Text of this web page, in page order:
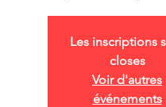
Les inscriptions
closes
Voir d'autres
événements